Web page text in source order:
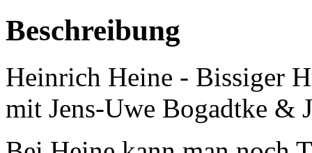
Beschreibung
Heinrich Heine - Bissiger
mit Jens-Uwe Bogadtke &